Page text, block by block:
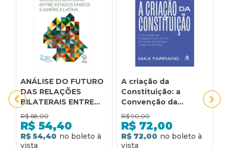
ANÁLISE DO FUTURO
DAS RELAÇÕES
BILATERAIS ENTRE
ESTADOS UNIDOS E
AMÉRICA LATINA
R$ 68,00
R$ 54,40
R$ 54,40
A criação da
Constituição: a
Convenção da
Philadelphia de 1787
e a formação dos
Estados Unidos da
América
R$ 90,00
R$ 72,00
R$ 72,00